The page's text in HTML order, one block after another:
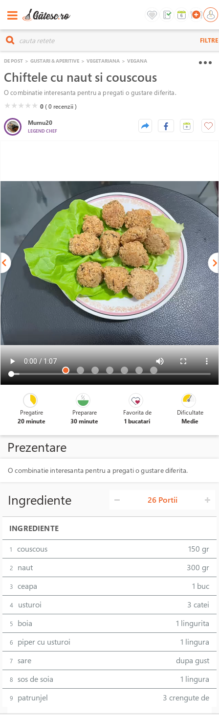
FILTRE
DE POST > GUSTARI & APERITIVE > VEGETARIANA > VEGANA
Chiftele cu naut si couscous
O combinatie interesanta pentru a pregati o gustare diferita.
( )
★( )
★( )
★( )
★( )
★ 0( 0 recenzii )
Mumu20
LEGEND CHEF
Pregatire
20 minute
Preparare
30 minute
Favorita de
1 bucatari
Dificultate
Medie
Prezentare
O combinatie interesanta pentru a pregati o gustare diferita.
Ingrediente 26 Portii
INGREDIENTE
1 couscous 150 gr
2 naut 300 gr
3 ceapa 1 buc
4 usturoi 3 catei
5 boia 1 lingurita
6 piper cu usturoi 1 lingura
7 sare dupa gust
8 sos de soia 1 lingura
9 patrunjel 3 crengute de